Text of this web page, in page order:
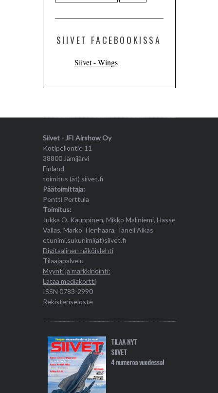
SIIVET FACEBOOKISSA
Siivet - Wings
Siivet - JFI Airshow Oy
Kotipellontie 11
38800 Jämijärvi
Finland
toimitus (ät) siivet.fi
Päätoimittaja:
Pentti Perttula
Toimitus:
Jukka O. Kauppinen, Mikko Maliniemi, Hasse
Vallas, Marko Tienhaara, Taneli Äikäs
etunimi.sukunimi(ät)siivet.fi
Digitaalinen näköislehti
Tilaajapalvelu
Myynti ja markkinointi:
Lataa mediakortti
ISSN 0783-2990
Rekisteriseloste
TILAA NYT
SIIVET
4 numeroa vuodessa!